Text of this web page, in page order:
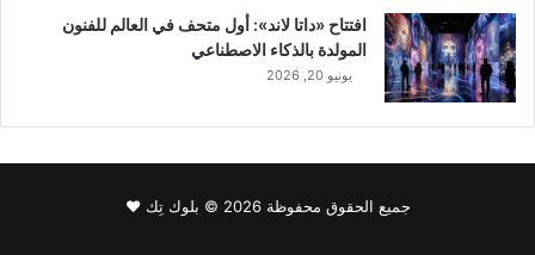
افتتاح «داتا لاند»: أول متحف في العالم للفنون
المولدة بالذكاء الاصطناعي
يونيو 20, 2026
جميع الحقوق محفوظة 2026 © بلوك تِك ❤️